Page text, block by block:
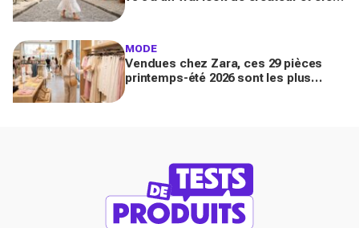
MODE
Vendues chez Zara, ces 29 pièces
printemps-été 2026 sont les plus